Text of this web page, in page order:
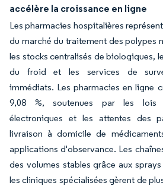
accélère la croissance en ligne
Les pharmacies hospitalières
du marché du traitement des polypes
les stocks centralisés de biologiques,
du froid et les services de
immédiats. Les pharmacies en ligne
9,08 %, soutenues par les lois
électroniques et les attentes des
livraison à domicile de
applications d'observance. Les
des volumes stables grâce aux
les cliniques spécialisées gèrent de